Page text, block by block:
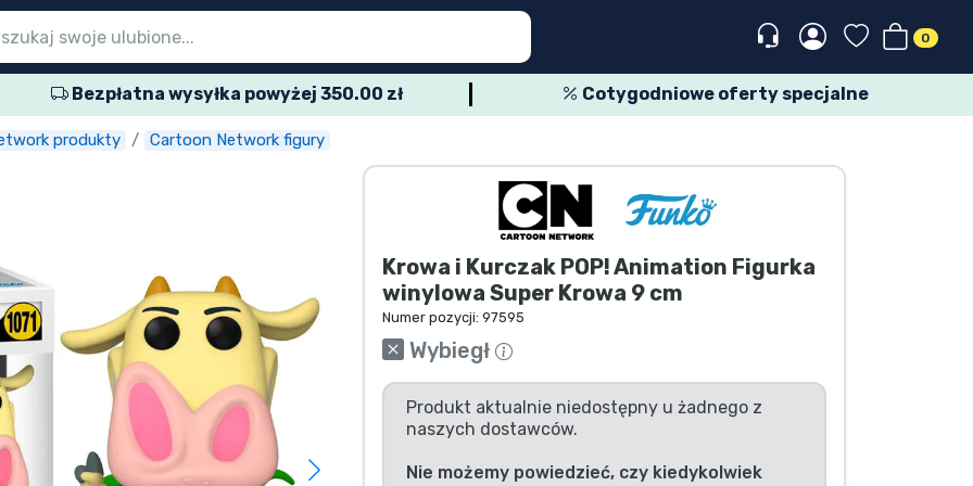
0
Bezpłatna wysyłka powyżej 350.00 zł Cotygodniowe oferty specjalne
produkty Cartoon Network figury
Krowa i Kurczak POP! Animation Figurka
winylowa Super Krowa 9 cm
Numer pozycji: 97595
Wybiegł
Produkt aktualnie niedostępny u żadnego z
naszych dostawców.
Nie możemy powiedzieć, czy kiedykolwiek
głównego
seryjne
głównego
filmowe
głównego
produkty
głównego
anime
głównego
dla graczy
głównego
sportowe
głównego
muzyczne
głównego
głównego